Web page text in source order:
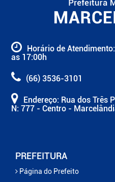
Horário de
as 17:00h
(66) 3536-3101
Endereço: Rua dos Três
N: 777 - Centro -
PREFEITURA
Página do Prefeito